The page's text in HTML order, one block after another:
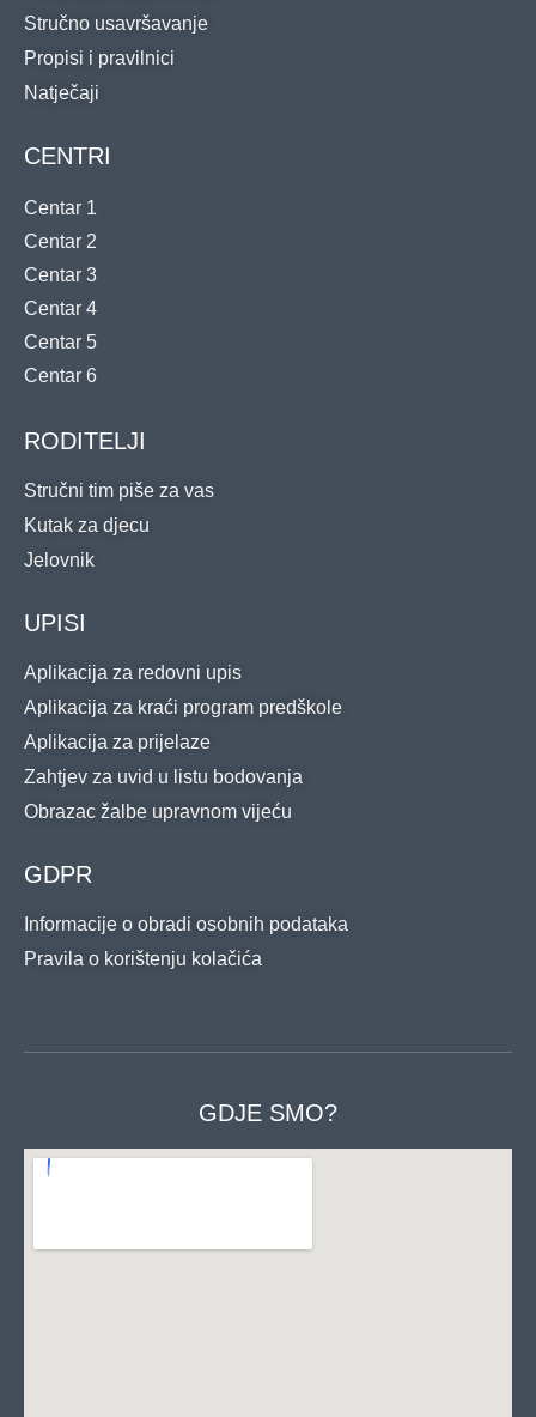
Stručno usavršavanje
Propisi i pravilnici
Natječaji
CENTRI
Centar 1
Centar 2
Centar 3
Centar 4
Centar 5
Centar 6
RODITELJI
Stručni tim piše za vas
Kutak za djecu
Jelovnik
UPISI
Aplikacija za redovni upis
Aplikacija za kraći program predškole
Aplikacija za prijelaze
Zahtjev za uvid u listu bodovanja
Obrazac žalbe upravnom vijeću
GDPR
Informacije o obradi osobnih podataka
Pravila o korištenju kolačića
GDJE SMO?